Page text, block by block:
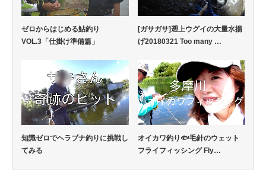
ゼロからはじめる鮎釣り
VOL.3「仕掛け準備篇」
[ガサガサ]遡上ウグイの大量水揚
げ20180321 Too many …
知識ゼロでヘラブナ釣りに挑戦し
てみる
オイカワ釣り🐟毛針のウェット
フライフィッシング Fly…